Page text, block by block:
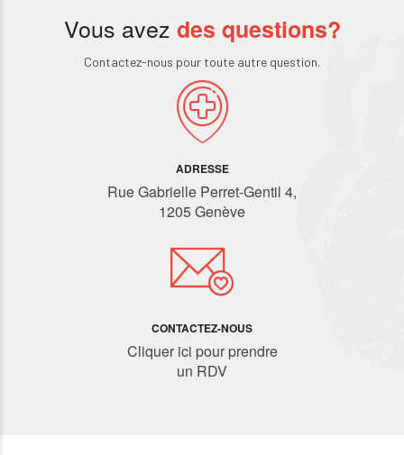
Vous avez des questions?
Contactez-nous pour toute autre question.
ADRESSE
Rue Gabrielle Perret-Gentil 4,
1205 Genève
CONTACTEZ-NOUS
Cliquer ici pour prendre
un RDV